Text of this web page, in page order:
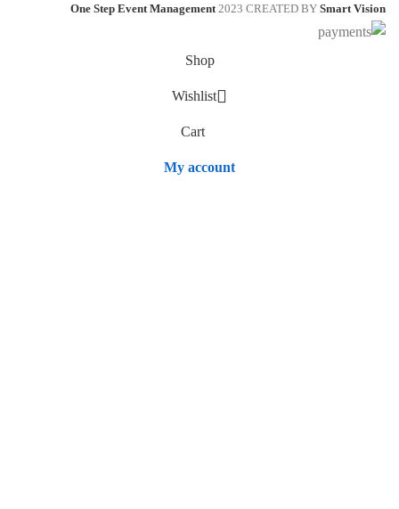
One Step Event Management 2023 CREATED BY Smart Vision
Shop
Wishlist
Cart
My account